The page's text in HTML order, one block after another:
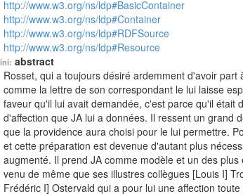
http://www.w3.org/ns/ldp#BasicContainer
http://www.w3.org/ns/ldp#Container
http://www.w3.org/ns/ldp#RDFSource
http://www.w3.org/ns/ldp#Resource
abstract
Rosset, qui a toujours désiré ardemment d'avoir
comme la lettre de son correspondant le lui laisse
faveur qu'il lui avait demandée, c'est parce qu'il était
d'affection que JA lui a données. Il ressent un grand
que la providence aura choisi pour le lui permettre.
et cette préparation est devenue d'autant plus
augmenté. Il prend JA comme modèle et un des
venu de même que ses illustres collègues [Louis I]
Frédéric I] Ostervald qui a pour lui une affection